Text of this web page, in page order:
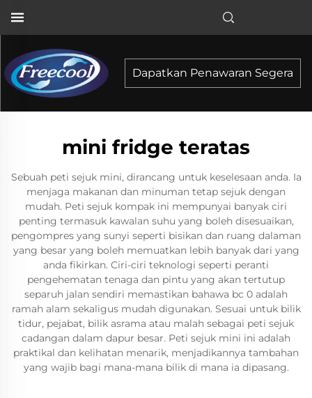
Dapatkan Penawaran Segera
mini fridge teratas
Sebuah peti sejuk mini, dirancang untuk keselesaan anda. Ia
menjaga makanan dan minuman tetap sejuk dengan
mudah. Peti sejuk kompak ini mempunyai banyak ciri
penting termasuk kawalan suhu yang boleh disesuaikan,
pengompres yang sunyi seperti bisikan dan ruang dalaman
yang besar yang boleh memuatkan lebih banyak dari yang
anda fikirkan. Ciri-ciri teknologi seperti peranti
pengehematan tenaga dan pintu yang akan tertutup
separuh jalan sendiri memastikan bahawa bc 0 adalah
ramah alam sekaligus mudah digunakan. Sesuai untuk bilik
tidur, pejabat, bilik asrama atau malah sebagai peti sejuk
cadangan dalam dapur besar. Peti sejuk mini ini adalah
praktikal dan kelihatan menarik, menjadikannya tambahan
yang wajib bagi mana-mana bilik di mana ia dipasang.